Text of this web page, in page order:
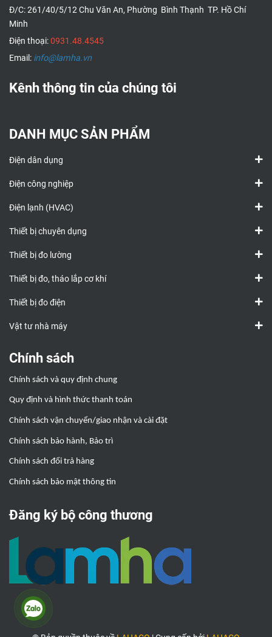
Đ/C: 261/40/5/12 Chu Văn An, Phường Bình Thạnh TP. Hồ Chí
Minh
Điện thoại:0931.48.4545
Email: info@lamha.vn
Kênh thông tin của chúng tôi
DANH MỤC SẢN PHẨM
Điện dân dụng
Điện công nghiệp
Điện lạnh (HVAC)
Thiết bị chuyên dụng
Thiết bị đo lường
Thiết bị đo, tháo lắp cơ khí
Thiết bị đo điện
Vật tư nhà máy
Chính sách
Chính sách và quy định chung
Quy định và hình thức thanh toán
Chính sách vận chuyển/giao nhận và cài đặt
Chính sách bảo hành, Bảo trì
Chính sách đổi trả hàng
Chính sách bảo mật thông tin
Đăng ký bộ công thương